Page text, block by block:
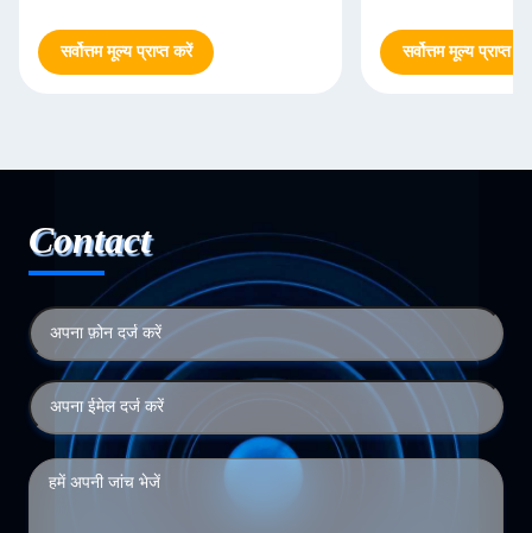
सर्वोत्तम मूल्य प्राप्त करें सर्वोत्तम मूल्य प्राप्त
Contact